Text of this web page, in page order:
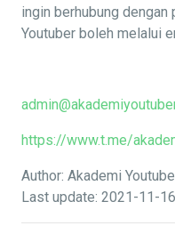
ingin berhubung
Youtuber boleh melalui
https://www.t.me/
Author: Akademi
Last update: 2021-11-